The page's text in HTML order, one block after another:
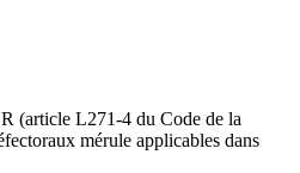
(article L271-4 du Code de la
mérule applicables dans